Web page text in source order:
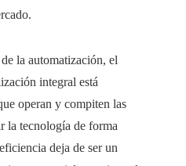
la automatización, el
integral está
operan y compiten las
la tecnología de forma
deja de ser un